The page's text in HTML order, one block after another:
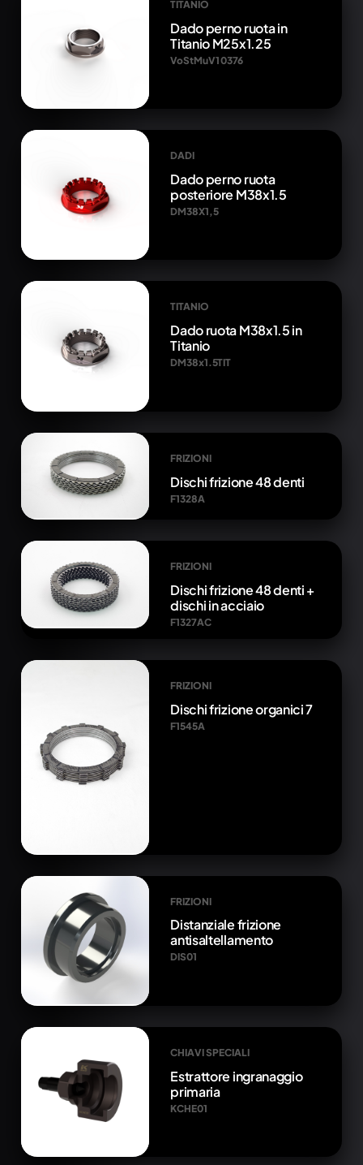
TITANIO
Dado perno ruota in
Titanio M25x1.25
VoStMuV1 0376
DADI
Dado perno ruota
posteriore M38x1.5
DM38X1,5
TITANIO
Dado ruota M38x1.5 in
Titanio
DM38x1.5TIT
FRIZIONI
Dischi frizione 48 denti
F1328A
FRIZIONI
Dischi frizione 48 denti +
dischi in acciaio
F1327AC
FRIZIONI
Dischi frizione organici 7
F1545A
FRIZIONI
Distanziale frizione
antisaltellamento
DIS01
CHIAVI SPECIALI
Estrattore ingranaggio
primaria
KCHE01